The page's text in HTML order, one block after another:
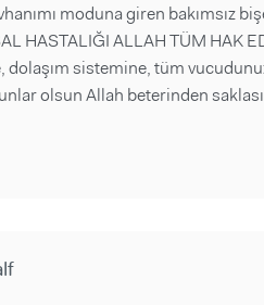
moduna giren bakımsız
HASTALIĞI ALLAH TÜM HAK
sistemine, tüm
olsun Allah beterinden